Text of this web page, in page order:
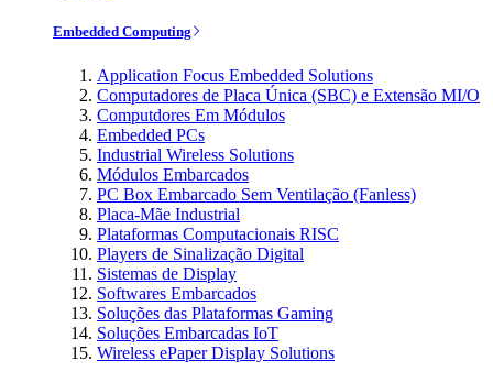
Embedded Computing
Application Focus Embedded Solutions
Computadores de Placa Única (SBC) e Extensão MI/O
Computdores Em Módulos
Embedded PCs
Industrial Wireless Solutions
Módulos Embarcados
PC Box Embarcado Sem Ventilação (Fanless)
Placa-Mãe Industrial
Plataformas Computacionais RISC
Players de Sinalização Digital
Sistemas de Display
Softwares Embarcados
Soluções das Plataformas Gaming
Soluções Embarcadas IoT
Wireless ePaper Display Solutions